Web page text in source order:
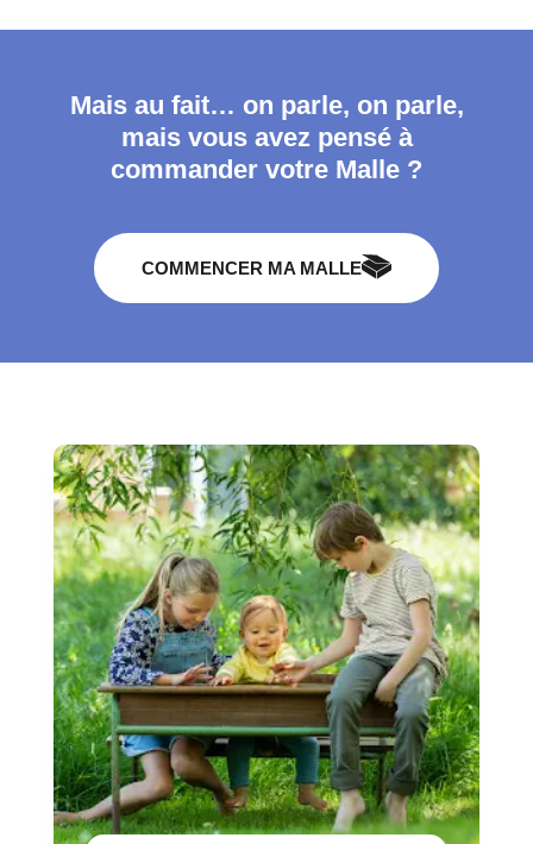
Mais au fait… on parle, on parle,
mais vous avez pensé à
commander votre Malle ?
COMMENCER MA MALLE